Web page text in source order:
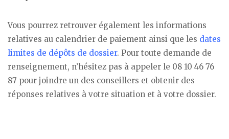
Vous pourrez retrouver également les informations
relatives au calendrier de paiement ainsi que les dates
limites de dépôts de dossier. Pour toute demande de
renseignement, n’hésitez pas à appeler le 08 10 46 76
87 pour joindre un des conseillers et obtenir des
réponses relatives à votre situation et à votre dossier.